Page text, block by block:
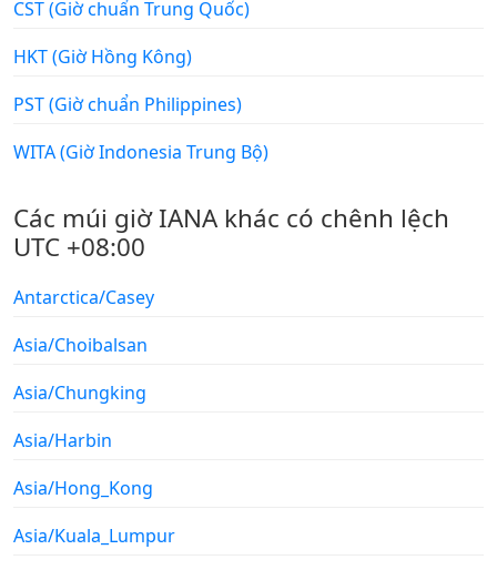
CST (Giờ chuẩn Trung Quốc)
HKT (Giờ Hồng Kông)
PST (Giờ chuẩn Philippines)
WITA (Giờ Indonesia Trung Bộ)
Các múi giờ IANA khác có chênh lệch
UTC +08:00
Antarctica/Casey
Asia/Choibalsan
Asia/Chungking
Asia/Harbin
Asia/Hong_Kong
Asia/Kuala_Lumpur